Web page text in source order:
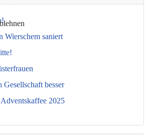
Wierschem saniert
Gesellschaft besser
2025